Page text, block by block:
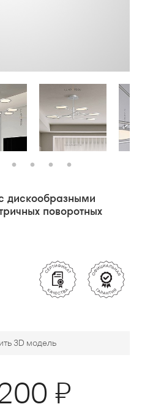
дискообразными
поворотных
3D модель
Я